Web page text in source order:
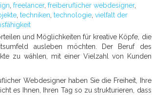
freelancer, freiberuflicher webdesigner,
techniken technologie vielfalt der
und Möglichkeiten für kreative Köpfe, die
ausleben möchten. Der Beruf des
zu wählen, mit einer Vielzahl von Kunden
Webdesigner haben Sie die Freiheit, Ihre
es Ihnen, Ihren Tag so zu strukturieren, dass